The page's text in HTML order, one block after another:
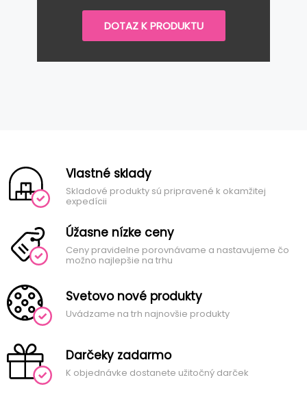
DOTAZ K PRODUKTU
Vlastné sklady
Skladové produkty sú pripravené k okamžitej
expedícii
Úžasne nízke ceny
Ceny pravidelne porovnávame a nastavujeme čo
možno najlepšie na trhu
Svetovo nové produkty
Uvádzame na trh najnovšie produkty
Darčeky zadarmo
K objednávke dostanete užitočný darček